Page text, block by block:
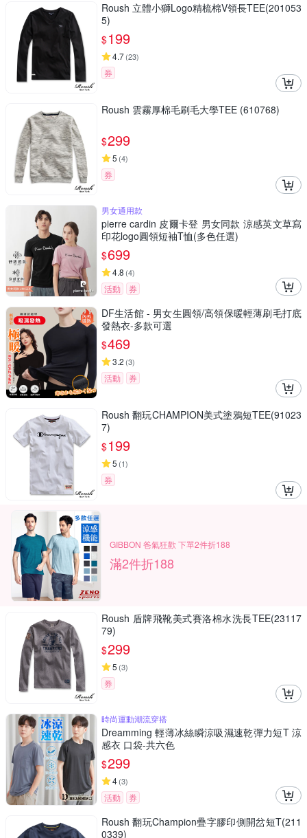
Roush 立體小獅Logo精梳棉V領長TEE(201053
5)
$199
4.7(23)
券
Roush 雲霧厚棉毛刷毛大學TEE (610768)
$299
5 (4)
券
男女通用款
pierre cardin 皮爾卡登 男女同款 涼感英文草寫
印花logo圓領短袖T恤(多色任選)
$699
4.8 (4)
活動 券
DF生活館 - 男女生圓領/高領保暖輕薄刷毛打底
發熱衣-多款可選
$469
3.2 (3)
活動 券
Roush 翻玩CHAMPION美式塗鴉短TEE(91023
7)
$199
5 (1)
券
GIBBON 爸氣狂歡 下單2件折188
滿2件折188
Roush 盾牌飛靴美式賽洛棉水洗長TEE(23117
79)
$299
5 (3)
券
時尚運動潮流穿搭
Dreamming 輕薄冰絲瞬涼吸濕速乾彈力短T 涼
感衣 口袋-共六色
$299
4(3)
活動 券
Roush 翻玩Champion疊字膠印側開岔短T(211
0339)